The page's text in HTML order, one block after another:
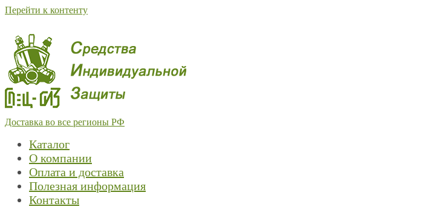
Перейти к контенту
Доставка во все регионы РФ
Каталог
О компании
Оплата и доставка
Полезная информация
Контакты